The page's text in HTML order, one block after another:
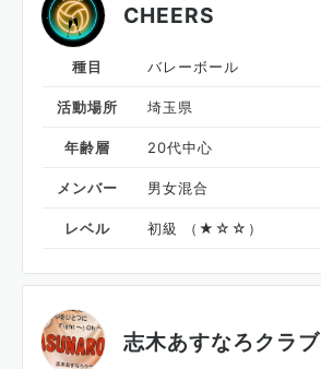
CHEERS
種目 バレーボール
活動場所 埼玉県
年齢層 20代中心
メンバー 男女混合
レベル 初級 （★☆☆）
志木あすなろクラブ